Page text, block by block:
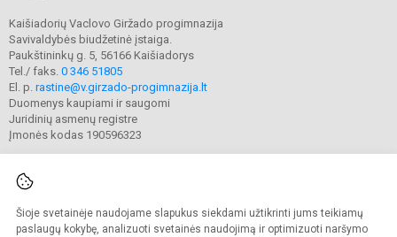
Šioje svetainėje naudojame slapukus siekdami užtikrinti jums teikiamų
paslaugų kokybę, analizuoti svetainės naudojimą ir optimizuoti naršymo
Kaišiadorių Vaclovo Giržado progimnazija
Savivaldybės biudžetinė įstaiga.
Paukštininkų g. 5, 56166 Kaišiadorys
Tel./ faks. 0 346 51805
El. p. rastine@v.girzado-progimnazija.lt
Duomenys kaupiami ir saugomi
Juridinių asmenų registre
Įmonės kodas 190596323
© 2020. Kaišiadorių Vaclovo Giržado progimnazija. Visos teisės saugomos.
Kopijuoti turinį be raštiško gimnazijos sutikimo griežtai draudžiama.